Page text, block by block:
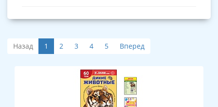
Назад 1 2 3 4 5 Вперед